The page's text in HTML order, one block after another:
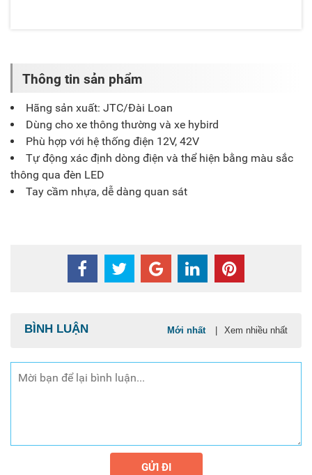
Thông tin sản phẩm
Hãng sản xuất: JTC/Đài Loan
Dùng cho xe thông thường và xe hybird
Phù hợp với hệ thống điện 12V, 42V
Tự động xác định dòng điện và thể hiện bằng màu sắc
thông qua đèn LED
Tay cầm nhựa, dễ dàng quan sát
BÌNH LUẬN Mới nhất Xem nhiều nhất
GỬI ĐI